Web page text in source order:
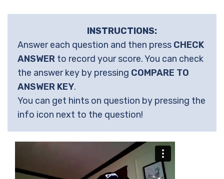
INSTRUCTIONS:
Answer each question and then press CHECK
ANSWER to record your score. You can check
the answer key by pressing COMPARE TO
ANSWER KEY.
You can get hints on question by pressing the
info icon next to the question!